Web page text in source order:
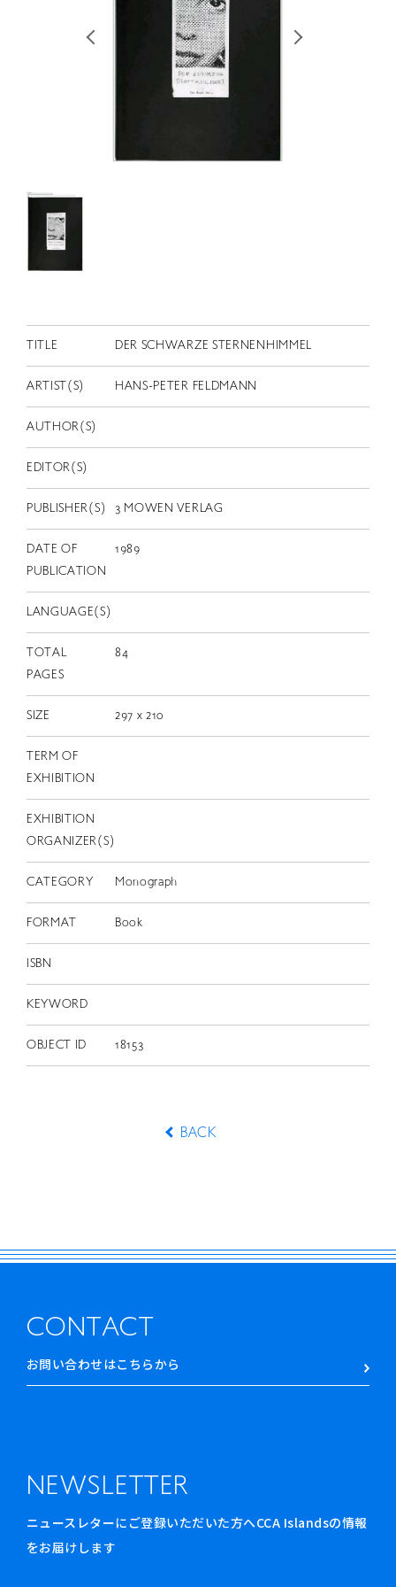
CONTACT
JP
TITLE DER SCHWARZE STERNENHIMMEL
ARTIST(S) HANS-PETER FELDMANN
AUTHOR(S)
EDITOR(S)
PUBLISHER(S) 3 MOWEN VERLAG
DATE OF
PUBLICATION
1989
LANGUAGE(S)
TOTAL
PAGES
84
SIZE 297 x 210
TERM OF
EXHIBITION
EXHIBITION
ORGANIZER(S)
CATEGORY Monograph
FORMAT Book
ISBN
KEYWORD
OBJECT ID 18153
BACK
CONTACT
お問い合わせはこちらから
NEWSLETTER
ニュースレターにご登録いただいた方へCCA Islandsの情報
をお届けします